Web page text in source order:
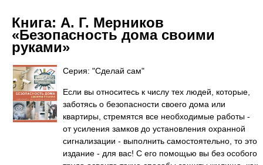
Книга: А. Г. Мерников
«Безопасность дома своими
руками»
Серия: "Сделай сам"
Если вы относитесь к числу тех людей, которые,
заботясь о безопасности своего дома или
квартиры, стремятся все необходимые работы -
от усиления замков до установления охранной
сигнализации - выполнить самостоятельно, то это
издание - для вас! С его помощью вы без особого